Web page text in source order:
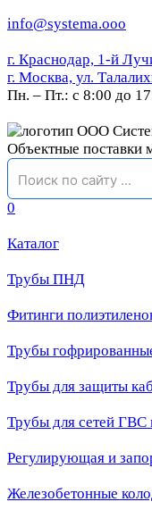
info@systema.ooo
г. Краснодар, 1-й
г. Москва, ул.
Пн. – Пт.: с 8:00 до
Объектные поставки
0
Каталог
Трубы ПНД
Фитинги
Трубы
Трубы для защиты
Трубы для сетей ГВС
Регулирующая и
Железобетонные